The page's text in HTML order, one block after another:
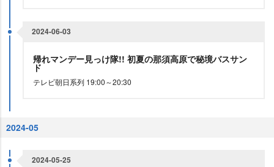
2024-06-03
帰れマンデー見っけ隊!! 初夏の那須高原で秘境バスサン
ド
テレビ朝日系列 19:00～20:30
2024-05
2024-05-25